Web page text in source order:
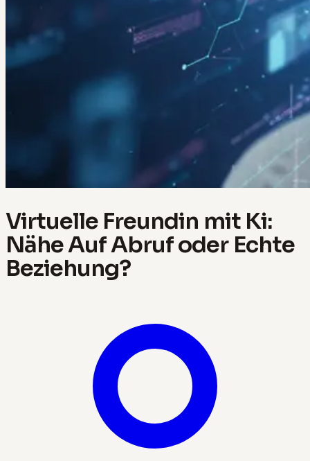
Virtuelle Freundin mit Ki:
Nähe Auf Abruf oder Echte
Beziehung?